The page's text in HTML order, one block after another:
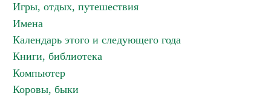
Игры, отдых, путешествия
Имена
Календарь этого и следующего года
Книги, библиотека
Компьютер
Коровы, быки